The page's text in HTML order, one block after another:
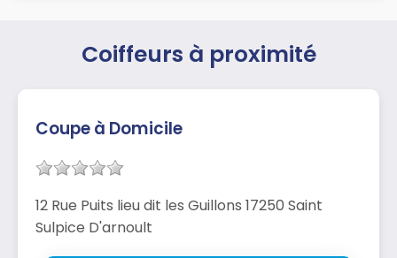
Coiffeurs à proximité
Coupe à Domicile
12 Rue Puits lieu dit les Guillons 17250 Saint
Sulpice D'arnoult